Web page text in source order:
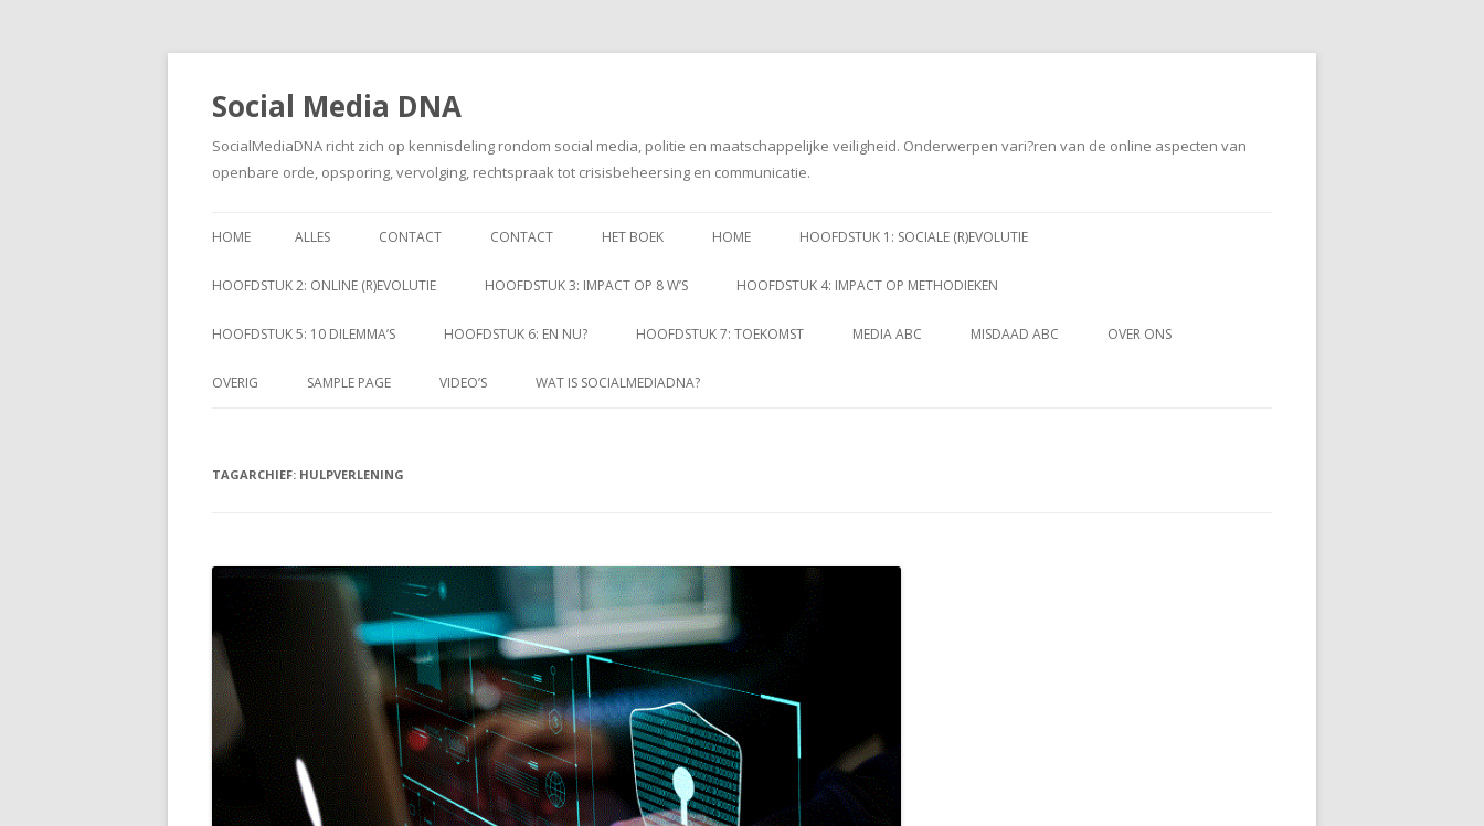
Social Media DNA
SocialMediaDNA richt zich op kennisdeling rondom social media, politie en maatschappelijke veiligheid. Onderwerpen vari?ren van de online aspecten van
openbare orde, opsporing, vervolging, rechtspraak tot crisisbeheersing en communicatie.
naar
HOME ALLES CONTACT CONTACT HET BOEK HOME HOOFDSTUK 1: SOCIALE (R)EVOLUTIE
HOOFDSTUK 2: ONLINE (R)EVOLUTIE HOOFDSTUK 3: IMPACT OP 8 W’S HOOFDSTUK 4: IMPACT OP METHODIEKEN
HOOFDSTUK 5: 10 DILEMMA’S HOOFDSTUK 6: EN NU? HOOFDSTUK 7: TOEKOMST MEDIA ABC MISDAAD ABC OVER ONS
OVERIG SAMPLE PAGE VIDEO’S WAT IS SOCIALMEDIADNA?
TAGARCHIEF: HULPVERLENING